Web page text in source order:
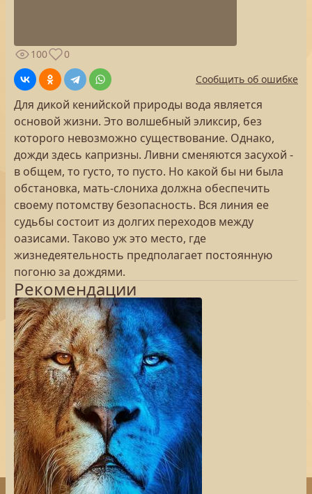
100
0
Сообщить об ошибке
Для дикой кенийской природы вода является
основой жизни. Это волшебный эликсир, без
которого невозможно существование. Однако,
дожди здесь капризны. Ливни сменяются засухой -
в общем, то густо, то пусто. Но какой бы ни была
обстановка, мать-слониха должна обеспечить
своему потомству безопасность. Вся линия ее
судьбы состоит из долгих переходов между
оазисами. Таково уж это место, где
жизнедеятельность предполагает постоянную
погоню за дождями.
Рекомендации